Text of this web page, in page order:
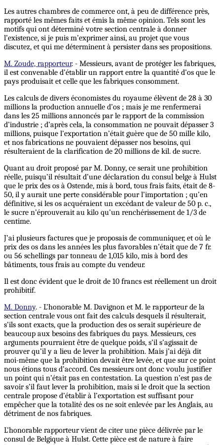
Les autres chambres de commerce ont, à peu de différence près,
rapporté les mêmes faits et émis la même opinion. Tels sont les
motifs qui ont déterminé votre section centrale à donner
l’existence, si je puis m’exprimer ainsi, au projet que vous
discutez, et qui me déterminent à persister dans ses propositions.
M. Zoude, rapporteur. - Messieurs, avant de protéger les fabriques,
il est convenable d’établir un rapport entre la quantité d’os que le
pays produisait et celle que les fabriques consomment.
Les calculs de divers économistes du royaume élèvent de 28 à 30
millions la production annuelle d’os ; mais je me renfermerai
dans les 25 millions annoncés par le rapport de la commission
d’industrie ; d’après cela, la consommation ne pouvait dépasser 3
millions, puisque l’exportation n’était guère que de 50 mille kilo,
et nos fabrications ne pouvaient dépasser nos besoins, qui
résulteraient de la clarification de 20 millions de kil. de sucre.
Quant au droit proposé par M. Donny, ce serait une prohibition
réelle, puisqu’il résultait d’une déclaration du consul belge à Hulst
que le prix des os à Ostende, mis à bord, tous frais faits, était de 8-
50, il y aurait une perte considérable pour l’importation ; qu’en
définitive, si les os acquéraient un excédant de valeur de 50 p. c.,
le sucre n’éprouverait au kilo qu’un renchérissement de 1/3 de
centime.
J’ai plusieurs factures que je proposais de communiquer, et où le
prix des os dans les années les plus favorables n’était que de 7 fr.
ou 56 schellings par tonneau de 1,015 kilo, mis à bord des
bâtiments, tous frais au compte du vendeur.
Il est donc évident que le droit de 10 francs est réellement un droit
prohibitif.
M. Donny. - L’honorable M. Davignon et M. le rapporteur de la
section centrale vous ont fait des calculs desquels il résulterait,
s’ils sont exacts, que la production des os serait supérieure de
beaucoup aux besoins des fabriques du pays. Messieurs, ces
arguments pourraient être de quelque poids, s’il s’agissait de
prouver qu’il y a lieu de lever la prohibition. Mais j’ai déjà dit
moi-même que la prohibition devait être levée, et que sur ce point
nous étions tous d’accord. Ces messieurs ont donc voulu justifier
un point qui n’était pas en contestation. La question n’est pas de
savoir s’il faut lever la prohibition, mais si le droit que la section
centrale propose d’établir à l’exportation est suffisant pour
empêcher que la totalité des os ne soit enlevée par les Anglais, au
détriment de nos fabriques.
L’honorable rapporteur vient de citer une pièce délivrée par le
consul de Belgique à Hulst. Cette pièce est de nature à faire